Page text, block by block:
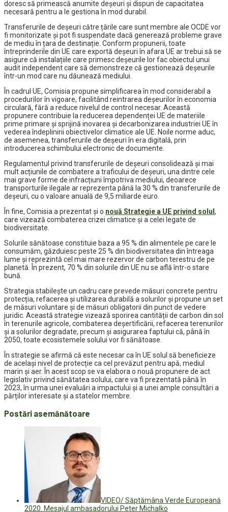
doresc să primească anumite deșeuri și dispun de capacitatea
necesară pentru a le gestiona în mod durabil.
Transferurile de deșeuri către țările care sunt membre ale OCDE vor
fi monitorizate și pot fi suspendate dacă generează probleme grave
de mediu în țara de destinație. Conform propunerii, toate
întreprinderile din UE care exportă deșeuri în afara UE ar trebui să se
asigure că instalațiile care primesc deșeurile lor fac obiectul unui
audit independent care să demonstreze că gestionează deșeurile
într-un mod care nu dăunează mediului.
În cadrul UE, Comisia propune simplificarea în mod considerabil a
procedurilor în vigoare, facilitând reintrarea deșeurilor în economia
circulară, fără a reduce nivelul de control necesar. Această
propunere contribuie la reducerea dependenței UE de materiile
prime primare și sprijină inovarea și decarbonizarea industriei UE în
vederea îndeplinirii obiectivelor climatice ale UE. Noile norme aduc,
de asemenea, transferurile de deșeuri în era digitală, prin
introducerea schimbului electronic de documente.
Regulamentul privind transferurile de deșeuri consolidează și mai
mult acțiunile de combatere a traficului de deșeuri, una dintre cele
mai grave forme de infracțiuni împotriva mediului, deoarece
transporturile ilegale ar reprezenta până la 30 % din transferurile de
deșeuri, cu o valoare anuală de 9,5 miliarde euro.
În fine, Comisia a prezentat și o nouă Strategie a UE privind solul ,
care vizează combaterea crizei climatice și a celei legate de
biodiversitate.
Solurile sănătoase constituie baza a 95 % din alimentele pe care le
consumăm, găzduiesc peste 25 % din biodiversitatea din întreaga
lume și reprezintă cel mai mare rezervor de carbon terestru de pe
planetă. În prezent, 70 % din solurile din UE nu se află într-o stare
bună.
Strategia stabilește un cadru care prevede măsuri concrete pentru
protecția, refacerea și utilizarea durabilă a solurilor și propune un set
de măsuri voluntare și de măsuri obligatorii din punct de vedere
juridic. Această strategie vizează sporirea cantității de carbon din sol
în terenurile agricole, combaterea deșertificării, refacerea terenurilor
și a solurilor degradate, precum și asigurarea faptului că, până în
2050, toate ecosistemele solului vor fi sănătoase.
În strategie se afirmă că este necesar ca în UE solul să beneficieze
de același nivel de protecție ca cel prevăzut pentru apă, mediul
marin și aer. În acest scop se va elabora o nouă propunere de act
legislativ privind sănătatea solului, care va fi prezentată până în
2023, în urma unei evaluări a impactului și a unei ample consultări a
părților interesate și a statelor membre.
Postări asemănătoare
VIDEO/ Săptămâna Verde Europeană
2020. Mesajul ambasadorului Peter Michalko